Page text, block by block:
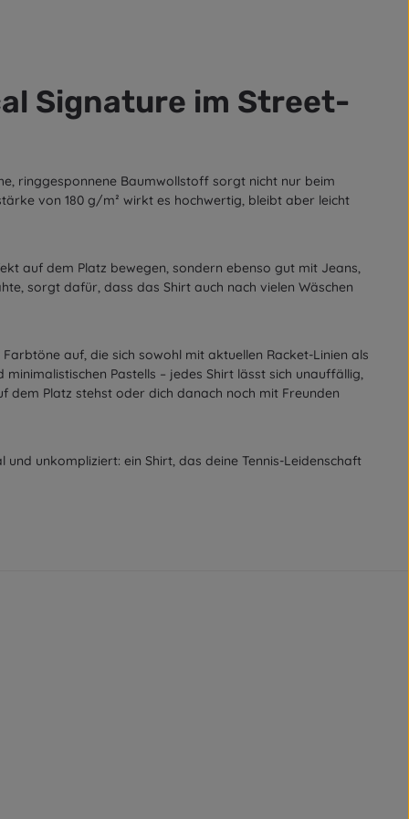
Signature im Street-
ringgesponnene Baumwollstoff sorgt nicht nur beim
von 180 g/m² wirkt es hochwertig, bleibt aber leicht
auf dem Platz bewegen, sondern ebenso gut mit Jeans,
sorgt dafür, dass das Shirt auch nach vielen Wäschen
auf, die sich sowohl mit aktuellen Racket-Linien als
Pastells – jedes Shirt lässt sich unauffällig,
Platz stehst oder dich danach noch mit Freunden
unkompliziert: ein Shirt, das deine Tennis-Leidenschaft